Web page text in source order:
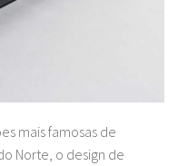
mais famosas de
Norte, o design de